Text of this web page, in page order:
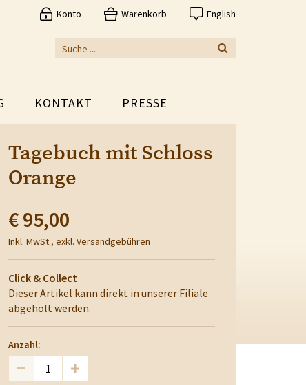
Konto Warenkorb English
KONTAKT PRESSE
Tagebuch mit Schloss
Orange
€ 95,00
Inkl. MwSt., exkl. Versandgebühren
Click & Collect
Dieser Artikel kann direkt in unserer Filiale
abgeholt werden.
Anzahl: